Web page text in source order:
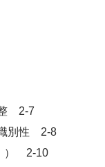
整 2-7
別性 2-8
） 2-10